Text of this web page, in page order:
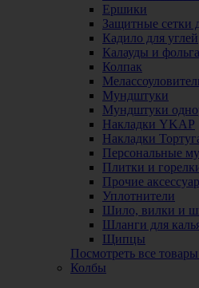
Ершики
Защитные сетки
Кадило для углей
Калауды и фольга
Колпак
Мундштуки
Мундштуки
Накладки YKAP
Накладки
Персональные
Плитки и
Прочие
Уплотнители
Шило, вилки и
Шланги для
Щипцы
Посмотреть все товары
Колбы